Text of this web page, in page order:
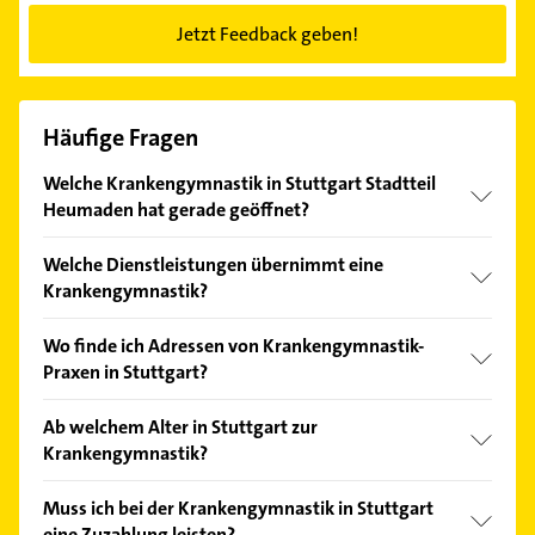
Jetzt Feedback geben!
Häufige Fragen
Welche Krankengymnastik in Stuttgart Stadtteil
Heumaden hat gerade geöffnet?
Bitte beachten Sie, dass diese an Sonn- und
Feiertagen abweichen können.
Welche Dienstleistungen übernimmt eine
Krankengymnastik?
Elektrotherapie.
Wo finde ich Adressen von Krankengymnastik-
Praxen in Stuttgart?
Stuttgart sind hier auf gelbeseiten.de
zusammengestellt. Um Krankengymnastik
Physiotherapeuten erforderlich. Krankengymnastik
Ab welchem Alter in Stuttgart zur
Krankengymnastik?
Rolle, denn auch Kinder können sie in Anspruch
Muss ich bei der Krankengymnastik in Stuttgart